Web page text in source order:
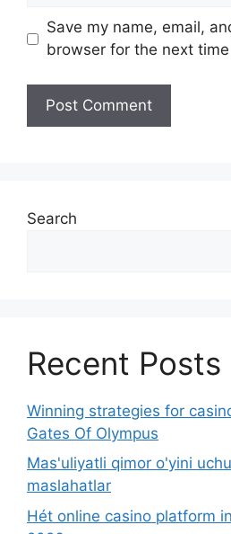
Save my name, email,
browser for the next
Search
Recent Posts
Winning strategies for
Gates Of Olympus
Mas'uliyatli qimor o'yini
maslahatlar
Hét online casino platform